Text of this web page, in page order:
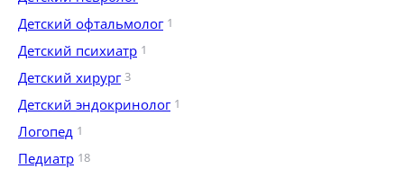
Детский офтальмолог 1
Детский психиатр 1
Детский хирург 3
Детский эндокринолог 1
Логопед 1
Педиатр 18